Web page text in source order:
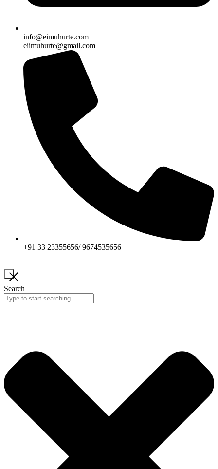
info@eimuhurte.com
eiimuhurte@gmail.com
+91 33 23355656/ 9674535656
Search